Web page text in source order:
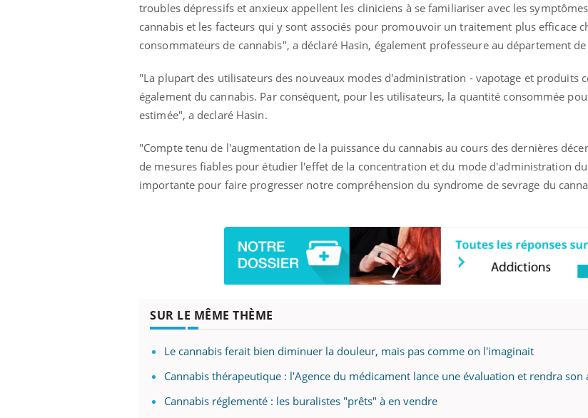
troubles dépressifs et anxieux appellent les cliniciens à se familiariser avec les
cannabis et les facteurs qui y sont associés pour promouvoir un traitement plus efficace
consommateurs de cannabis", a déclaré Hasin, également professeure au département
"La plupart des utilisateurs des nouveaux modes d'administration - vapotage et produits
également du cannabis. Par conséquent, pour les utilisateurs, la quantité consommée
estimée", a declaré Hasin.
"Compte tenu de l'augmentation de la puissance du cannabis au cours des dernières
de mesures fiables pour étudier l'effet de la concentration et du mode d'administration du
importante pour faire progresser notre compréhension du syndrome de sevrage du
SUR LE MÊME THÈME
Le cannabis ferait bien diminuer la douleur, mais pas comme on l'imaginait
Cannabis thérapeutique : l'Agence du médicament lance une évaluation et rendra son
Cannabis réglementé : les buralistes "prêts" à en vendre
Eczéma Chronique des Mains :
expliquer ma maladieYoutube
d'autres non ! D'un côté, poser des
questions sur la maladie d'un proche c'est
Youtube
Carence en fer : comprendre pour
prévenirYoutube
carence en fer sont multiples ce qui la rend
...
Youtube
Insuline &
osait en
patients